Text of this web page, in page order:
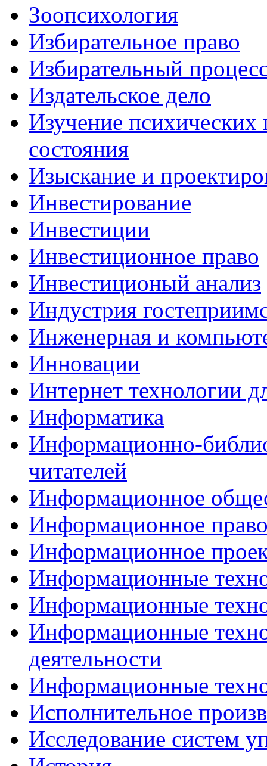
Зоопсихология
Избирательное право
Избирательный
Издательское дело
Изучение психических
состояния
Изыскание и
Инвестирование
Инвестиции
Инвестиционное право
Инвестиционый анализ
Индустрия
Инженерная и
Инновации
Интернет технологии
Информатика
Информационно-
читателей
Информационное
Информационное
Информационное
Информационные
Информационные
Информационные
деятельности
Информационные
Исполнительное
Исследование систем